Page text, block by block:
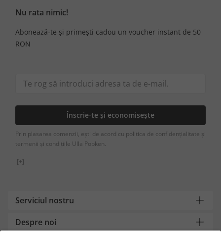
Nu rata nimic!
Abonează-te și primești cadou un voucher instant de 50
RON
Înscrie-te și economisește
Prin plasarea comenzii, ești de acord cu politica de confidențialitate și
termenii și condițiile Ulla Popken.
[+]
Serviciul nostru
Despre noi